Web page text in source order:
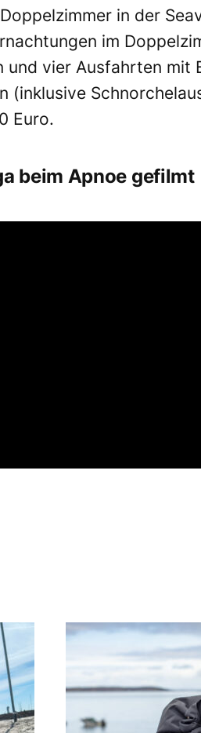
in der
im
und vier Ausfahrten mit
(inklusive
Euro.
beim Apnoe gefilmt